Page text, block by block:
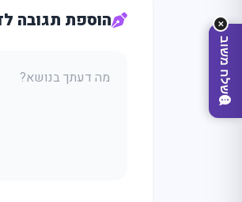
הוספת תגובה ✕
שלח משוב